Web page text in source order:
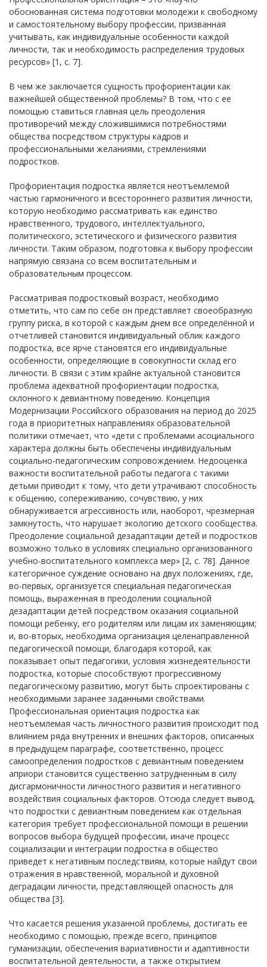
обоснованная система подготовки молодежи к свободному
и самостоятельному выбору профессии, призванная
учитывать, как индивидуальные особенности каждой
личности, так и необходимость распределения трудовых
ресурсов» [1, с. 7].
В чем же заключается сущность профориентации как
важнейшей общественной проблемы? В том, что с ее
помощью ставиться главная цель преодоления
противоречий между сложившимися потребностями
общества посредством структуры кадров и
профессиональными желаниями, стремлениями
подростков.
Профориентация подростка является неотъемлемой
частью гармоничного и всестороннего развития личности,
которую необходимо рассматривать как единство
нравственного, трудового, интеллектуального,
политического, эстетического и физического развития
личности. Таким образом, подготовка к выбору профессии
напрямую связана со всем воспитательным и
образовательным процессом.
Рассматривая подростковый возраст, необходимо
отметить, что сам по себе он представляет своеобразную
группу риска, в которой с каждым днем все определённой и
отчетливей становится индивидуальный облик каждого
подростка, все ярче становятся его индивидуальные
особенности, определяющие в совокупности склад его
личности. В связи с этим крайне актуальной становится
проблема адекватной профориентации подростка,
склонного к девиантному поведению. Концепция
Модернизации Российского образования на период до 2025
года в приоритетных направлениях образовательной
политики отмечает, что «дети с проблемами асоциального
характера должны быть обеспечены индивидуальным
социально-педагогическим сопровождением. Недооценка
важности воспитательной работы педагога с такими
детьми приводит к тому, что дети утрачивают способность
к общению, сопереживанию, сочувствию, у них
обнаруживается агрессивность или, наоборот, чрезмерная
замкнутость, что нарушает экологию детского сообщества.
Преодоление социальной дезадаптации детей и подростков
возможно только в условиях специально организованного
учебно-воспитательного комплекса мер» [2, с. 78]. Данное
категоричное суждение основано на двух положениях, где,
во-первых, организуется специальная педагогическая
помощь, выраженная в преодолении социальной
дезадаптации детей посредством оказания социальной
помощи ребенку, его родителям или лицам их заменяющим;
и, во-вторых, необходима организация целенаправленной
педагогической помощи, благодаря которой, как
показывает опыт педагогики, условия жизнедеятельности
подростка, которые способствуют прогрессивному
педагогическому развитию, могут быть спроектированы с
необходимыми заранее заданными свойствами.
Профессиональная ориентация подростка как
неотъемлемая часть личностного развития происходит под
влиянием ряда внутренних и внешних факторов, описанных
в предыдущем параграфе, соответственно, процесс
самоопределения подростков с девиантным поведением
априори становится существенно затрудненным в силу
дисгармоничности личностного развития и негативного
воздействия социальных факторов. Отсюда следует вывод,
что подростки с девиантным поведением как отдельная
категория требует профессиональной помощи в решении
вопросов выбора будущей профессии, иначе процесс
социализации и интеграции подростка в общество
приведет к негативным последствиям, которые найдут свои
отражения в нравственной, моральной и духовной
деградации личности, представляющей опасность для
общества [3].
Что касается решения указанной проблемы, достигать ее
необходимо с помощью, прежде всего, принципов
гуманизации, обеспечения вариативности и адаптивности
воспитательной деятельности, а также открытием